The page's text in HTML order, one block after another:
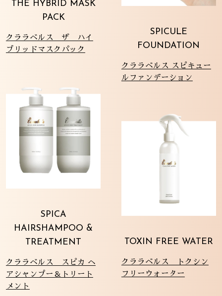
THE HYBRID MASK
PACK
クララベルス ザ ハイ
ブリッドマスクパック
SPICULE
FOUNDATION
クララベルス スピキュー
ルファンデーション
SPICA
HAIRSHAMPOO &
TREATMENT
クララベルス スピカ ヘ
アシャンプー＆トリート
メント
TOXIN FREE WATER
クララベルス トクシン
フリーウォーター